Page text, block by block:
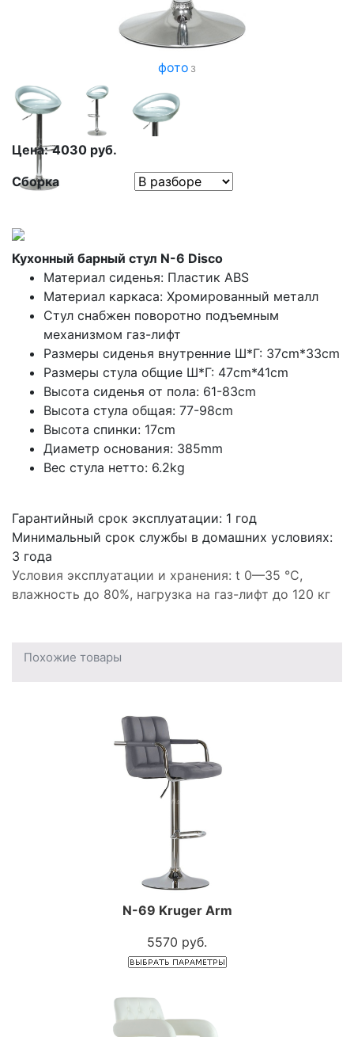
фото 3
Цена: 4030 руб.
Сборка
Кухонный барный стул N-6 Disco
Материал сиденья: Пластик ABS
Материал каркаса: Хромированный металл
Стул снабжен поворотно подъемным
механизмом газ-лифт
Размеры сиденья внутренние Ш*Г: 37cm*33cm
Размеры стула общие Ш*Г: 47cm*41cm
Высота сиденья от пола: 61-83cm
Высота стула общая: 77-98cm
Высота спинки: 17cm
Диаметр основания: 385mm
Вес стула нетто: 6.2kg
Гарантийный срок эксплуатации: 1 год
Минимальный срок службы в домашних условиях:
3 года
Условия эксплуатации и хранения: t 0—35 °С,
влажность до 80%, нагрузка на газ-лифт до 120 кг
Похожие товары
N-69 Kruger Arm
5570 руб.